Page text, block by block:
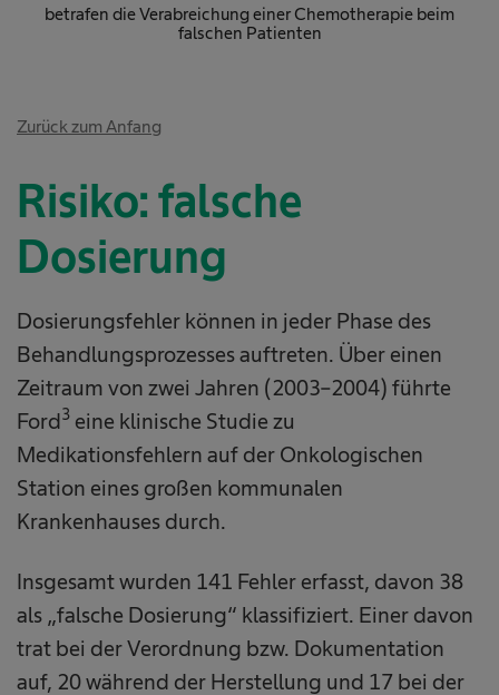
betrafen die Verabreichung einer Chemotherapie beim
falschen Patienten
Zurück zum Anfang
Risiko: falsche
Dosierung
Dosierungsfehler können in jeder Phase des
Behandlungsprozesses auftreten. Über einen
Zeitraum von zwei Jahren (2003–2004) führte
Ford3 eine klinische Studie zu
Medikationsfehlern auf der Onkologischen
Station eines großen kommunalen
Krankenhauses durch.
Insgesamt wurden 141 Fehler erfasst, davon 38
als „falsche Dosierung“ klassifiziert. Einer davon
trat bei der Verordnung bzw. Dokumentation
auf, 20 während der Herstellung und 17 bei der